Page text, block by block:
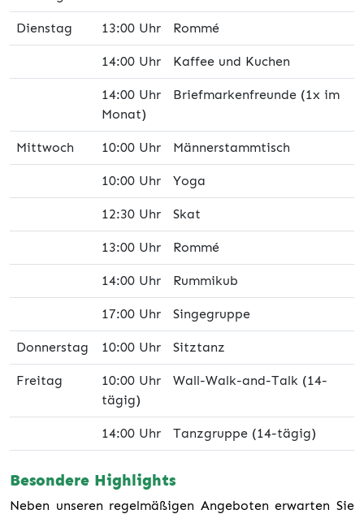
Dienstag 13:00 Uhr Rommé
14:00 Uhr Kaffee und Kuchen
14:00 Uhr Briefmarkenfreunde (1x im
Monat)
Mittwoch 10:00 Uhr Männerstammtisch
10:00 Uhr Yoga
12:30 Uhr Skat
13:00 Uhr Rommé
14:00 Uhr Rummikub
17:00 Uhr Singegruppe
Donnerstag 10:00 Uhr Sitztanz
Freitag
10:00 Uhr Wall-Walk-and-Talk (14-
tägig)
14:00 Uhr Tanzgruppe (14-tägig)
Besondere Highlights
Neben unseren regelmäßigen Angeboten erwarten Sie